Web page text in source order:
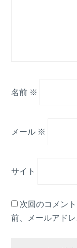
名前 ※
メール ※
サイト
次回のコメン
前、メールアド